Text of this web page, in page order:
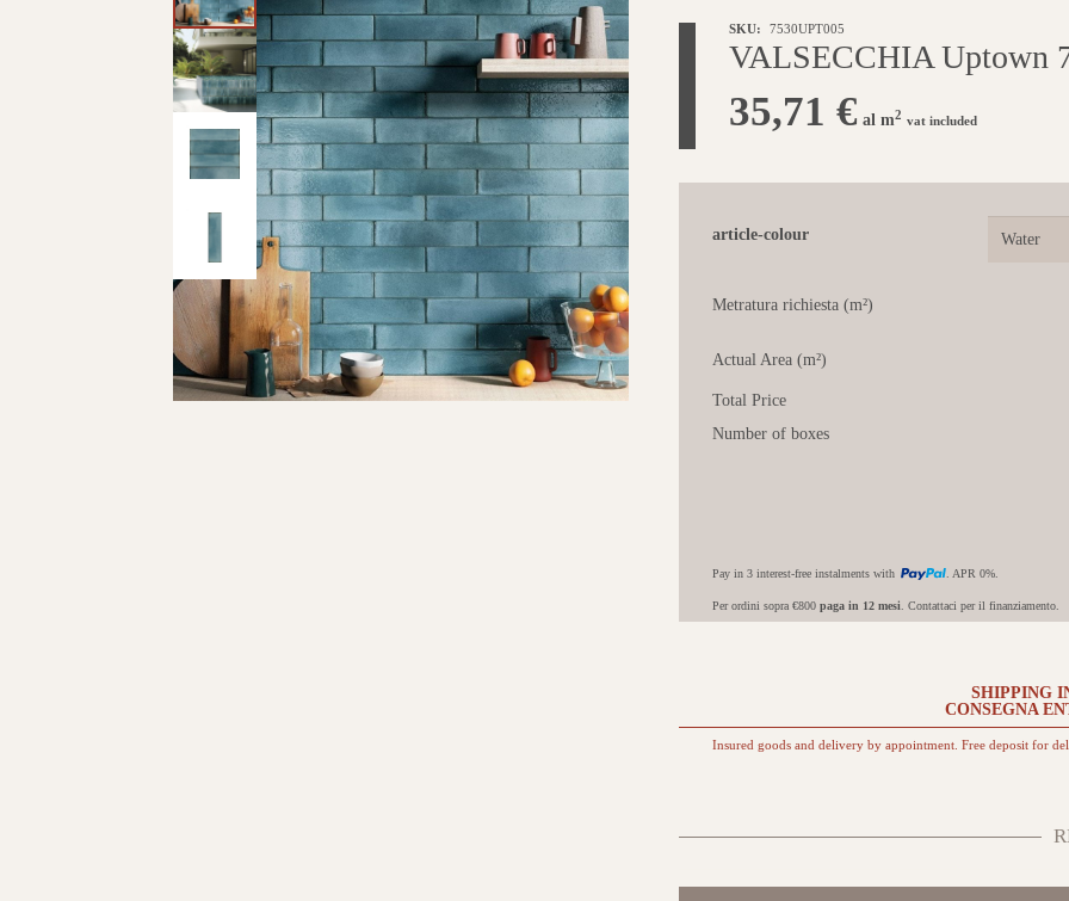
SKU: 7530UPT005
VALSECCHIA Uptown
35,71 € al m2 vat included
article-colour
Metratura richiesta (m²)
Actual Area (m²)
Total Price
Number of boxes
Pay in 3 interest-free instalments with . APR 0%.
Per ordini sopra €800 paga in 12 mesi . Contattaci per il finanziamento.
SHIPPING
CONSEGNA
Insured goods and delivery by appointment. Free deposit for